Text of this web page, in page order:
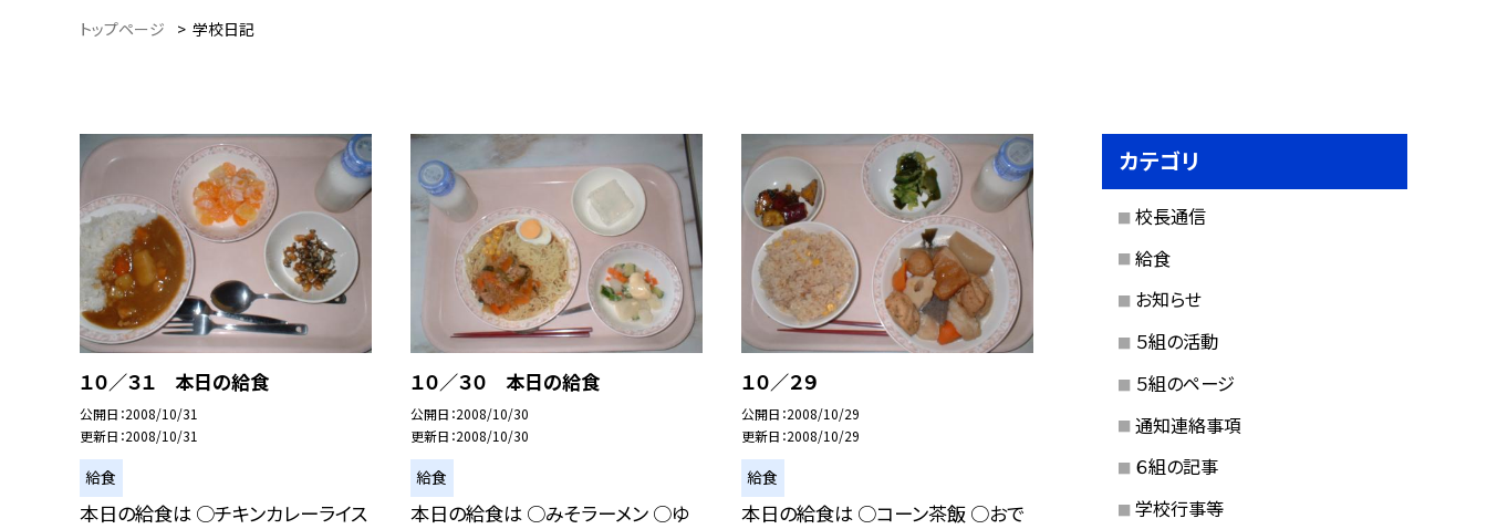
トップページ > 学校日記
１０／３１ 本日の給食
公開日 2008/10/31
更新日 2008/10/31
給食
本日の給食は ○チキンカレーライス
１０／３０ 本日の給食
公開日 2008/10/30
更新日 2008/10/30
給食
本日の給食は ○みそラーメン ○ゆ
１０／２９
公開日 2008/10/29
更新日 2008/10/29
給食
本日の給食は ○コーン茶飯 ○おで
カテゴリ
校長通信
給食
お知らせ
５組の活動
５組のページ
通知連絡事項
６組の記事
学校行事等